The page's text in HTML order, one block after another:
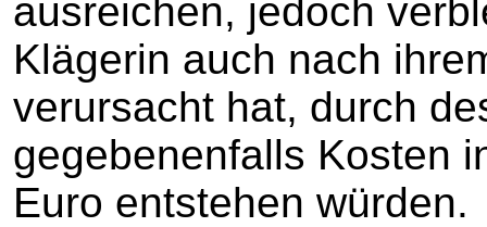
ausreichen, jedoch
Klägerin auch nach
verursacht hat, durch
gegebenenfalls Kosten
Euro entstehen würden.